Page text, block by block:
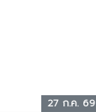
27 ก.ค. 69